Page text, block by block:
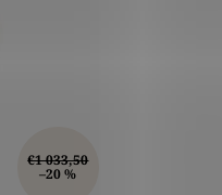
€1 033,50
–20 %